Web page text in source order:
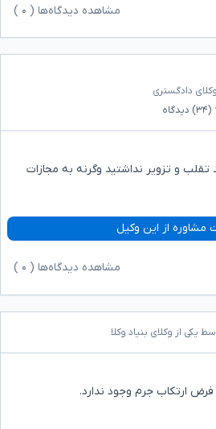
مشاهده دیدگاه‌ها ( ۰
دادگستری
(۳۴) دیدگاه
تقلب و تزویر نداشتید وگرنه به مجازات
مشاوره از این وکیل
مشاهده دیدگاه‌ها ( ۰
یکی از وکلای بنیاد وکلا
فرض ارتکاب جرم وجود ندارد.